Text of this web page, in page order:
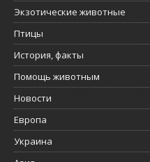
Экзотические животные
Птицы
История, факты
Помощь животным
Новости
Европа
Украина